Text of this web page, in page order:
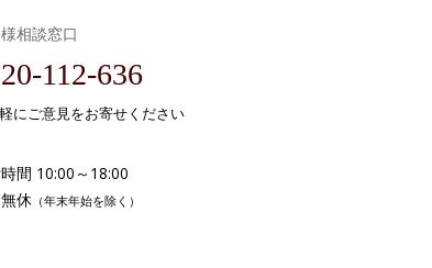
相談窓口
112-636
にご意見をお寄せください
間 10:00～18:00
休 （年末年始を除く）